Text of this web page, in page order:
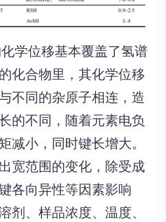
学位移基本覆盖了氢谱
化合物里，其化学位移
不同的杂原子相连，造
的不同，随着元素电负
减小，同时键长增大。
宽范围的变化，除受成
各向异性等因素影响
剂、样品浓度、温度、